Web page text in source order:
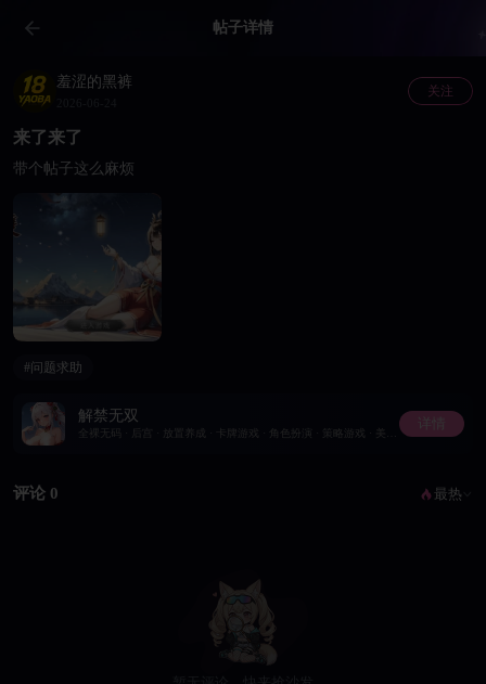
帖子详情
羞涩的黑裤
关注
来了来了
带个帖子这么麻烦
#问题求助
解禁无双 详情
评论 0 最热